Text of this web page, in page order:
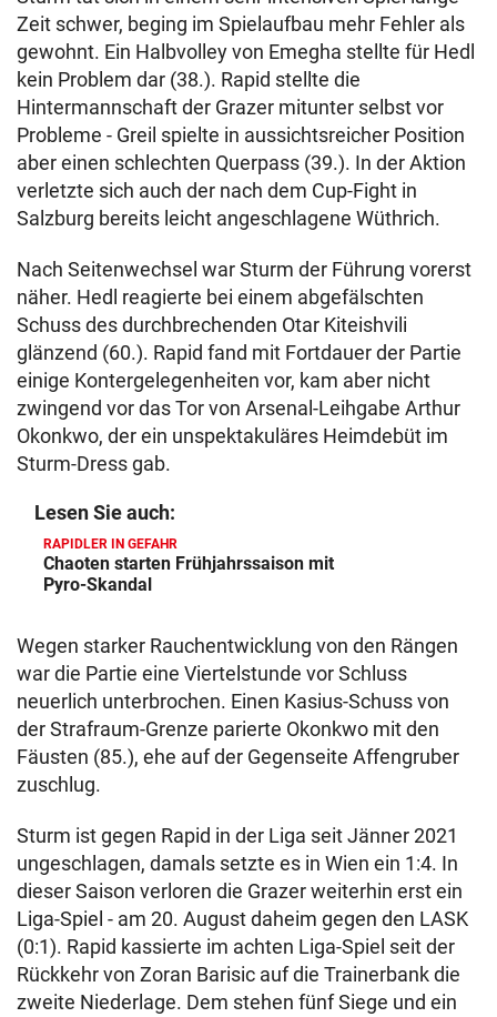
Zeit schwer, beging im Spielaufbau mehr Fehler als
gewohnt. Ein Halbvolley von Emegha stellte für Hedl
kein Problem dar (38.). Rapid stellte die
Hintermannschaft der Grazer mitunter selbst vor
Probleme - Greil spielte in aussichtsreicher Position
aber einen schlechten Querpass (39.). In der Aktion
verletzte sich auch der nach dem Cup-Fight in
Salzburg bereits leicht angeschlagene Wüthrich.
Nach Seitenwechsel war Sturm der Führung vorerst
näher. Hedl reagierte bei einem abgefälschten
Schuss des durchbrechenden Otar Kiteishvili
glänzend (60.). Rapid fand mit Fortdauer der Partie
einige Kontergelegenheiten vor, kam aber nicht
zwingend vor das Tor von Arsenal-Leihgabe Arthur
Okonkwo, der ein unspektakuläres Heimdebüt im
Sturm-Dress gab.
Lesen Sie auch:
RAPIDLER IN GEFAHR
Chaoten starten Frühjahrssaison mit
Pyro-Skandal
Wegen starker Rauchentwicklung von den Rängen
war die Partie eine Viertelstunde vor Schluss
neuerlich unterbrochen. Einen Kasius-Schuss von
der Strafraum-Grenze parierte Okonkwo mit den
Fäusten (85.), ehe auf der Gegenseite Affengruber
zuschlug.
Sturm ist gegen Rapid in der Liga seit Jänner 2021
ungeschlagen, damals setzte es in Wien ein 1:4. In
dieser Saison verloren die Grazer weiterhin erst ein
Liga-Spiel - am 20. August daheim gegen den LASK
(0:1). Rapid kassierte im achten Liga-Spiel seit der
Rückkehr von Zoran Barisic auf die Trainerbank die
zweite Niederlage. Dem stehen fünf Siege und ein